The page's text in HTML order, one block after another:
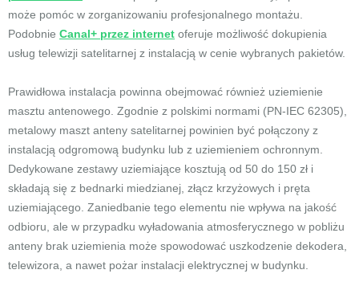
może pomóc w zorganizowaniu profesjonalnego montażu.
Podobnie Canal+ przez internet oferuje możliwość dokupienia
usług telewizji satelitarnej z instalacją w cenie wybranych pakietów.
Prawidłowa instalacja powinna obejmować również uziemienie
masztu antenowego. Zgodnie z polskimi normami (PN-IEC 62305),
metalowy maszt anteny satelitarnej powinien być połączony z
instalacją odgromową budynku lub z uziemieniem ochronnym.
Dedykowane zestawy uziemiające kosztują od 50 do 150 zł i
składają się z bednarki miedzianej, złącz krzyżowych i pręta
uziemiającego. Zaniedbanie tego elementu nie wpływa na jakość
odbioru, ale w przypadku wyładowania atmosferycznego w pobliżu
anteny brak uziemienia może spowodować uszkodzenie dekodera,
telewizora, a nawet pożar instalacji elektrycznej w budynku.